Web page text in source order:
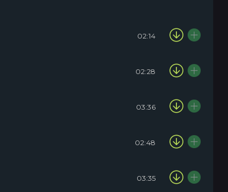
02:14
02:28
03:36
02:48
03:35